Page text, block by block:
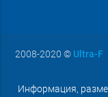
2008-2020 © Ultra-F
Информация,